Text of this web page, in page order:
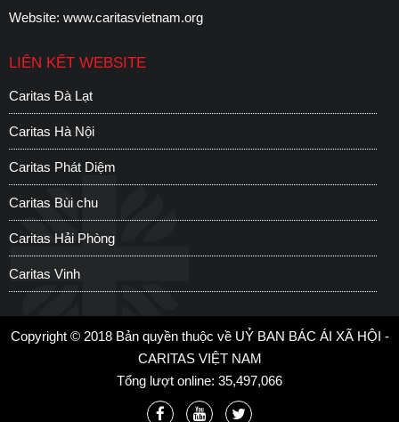
Website: www.caritasvietnam.org
LIÊN KẾT WEBSITE
Caritas Đà Lạt
Caritas Hà Nội
Caritas Phát Diệm
Caritas Bùi chu
Caritas Hải Phòng
Caritas Vinh
Copyright © 2018 Bản quyền thuộc về UỶ BAN BÁC ÁI XÃ HỘI -
CARITAS VIỆT NAM
Tổng lượt online: 35,497,066